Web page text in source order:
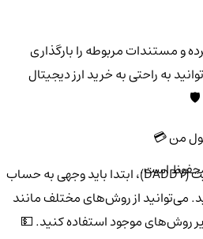
و مستندات مربوطه را بارگذاری
به راحتی به خرید ارز دیجیتال
برای خرید ارز دیجیتال دَدی تیت (DADDY)، ابتدا باید وجهی به حساب
می‌توانید از روش‌های مختلف مانند
روش‌های موجود استفاده کنید. 💵
است.